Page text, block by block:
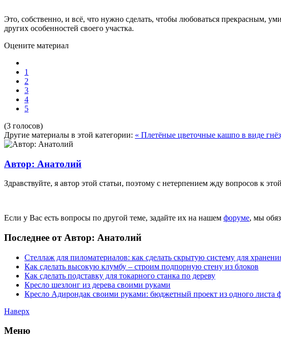
Это, собственно, и всё, что нужно сделать, чтобы любоваться прекрасным,
других особенностей своего участка.
Оцените материал
1
2
3
4
5
(3 голосов)
Другие материалы в этой категории: « Плетёные цветочные кашпо в виде
Автор: Анатолий
Здравствуйте, я автор этой статьи, поэтому с нетерпением жду вопросов к
Если у Вас есть вопросы по другой теме, задайте их на нашем форуме, мы
Последнее от Автор: Анатолий
Стеллаж для пиломатериалов: как сделать скрытую систему для
Как сделать высокую клумбу – строим подпорную стену из блоков
Как сделать подставку для токарного станка по дереву
Кресло шезлонг из дерева своими руками
Кресло Адирондак своими руками: бюджетный проект из одного листа
Наверх
Меню